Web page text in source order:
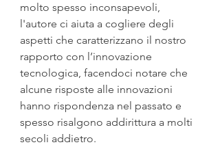
molto spesso inconsapevoli,
l'autore ci aiuta a cogliere degli
aspetti che caratterizzano il nostro
rapporto con l’innovazione
tecnologica, facendoci notare che
alcune risposte alle innovazioni
hanno rispondenza nel passato e
spesso risalgono addirittura a molti
secoli addietro.